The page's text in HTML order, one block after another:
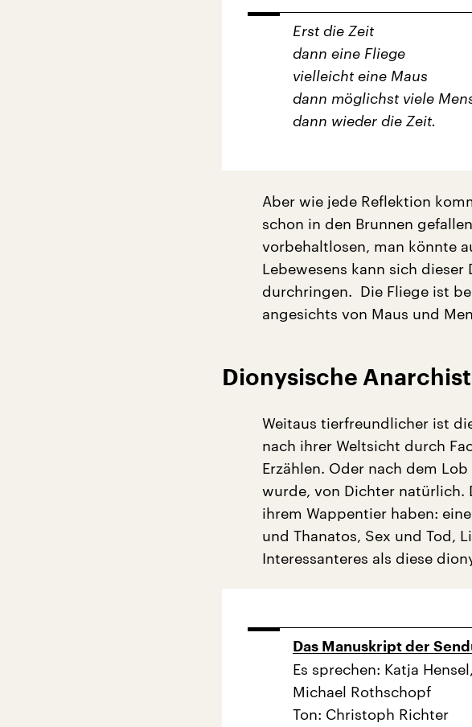
Erst die Zeit
dann eine Fliege
vielleicht eine Maus
dann möglichst viele
dann wieder die Zeit.
Aber wie jede Reflektion
schon in den Brunnen
vorbehaltlosen, man könnte
Lebewesens kann sich
durchringen. Die Fliege ist
angesichts von Maus und
Dionysische
Weitaus tierfreundlicher ist
nach ihrer Weltsicht durch
Erzählen. Oder nach dem
wurde, von Dichter natürlich.
ihrem Wappentier haben:
und Thanatos, Sex und Tod,
Interessanteres als diese
Das Manuskript der
Es sprechen: Katja
Michael Rothschopf
Ton: Christoph Richter